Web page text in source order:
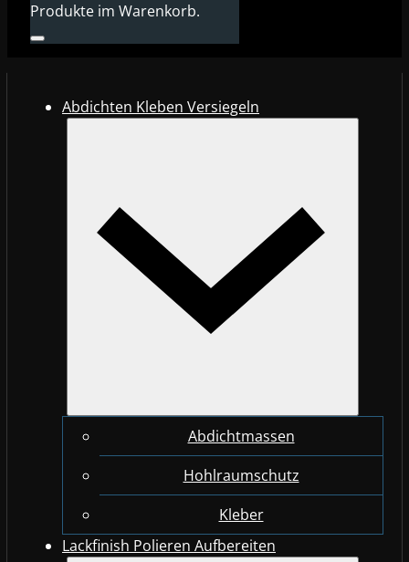
Produkte im Warenkorb.
Abdichten Kleben Versiegeln
Abdichtmassen
Hohlraumschutz
Kleber
Lackfinish Polieren Aufbereiten